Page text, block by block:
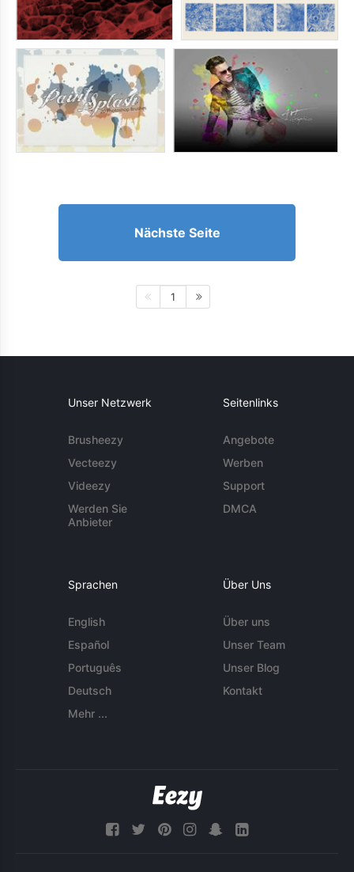
Nächste Seite
1
Unser Netzwerk
Brusheezy
Vecteezy
Videezy
Werden Sie
Anbieter
Seitenlinks
Angebote
Werben
Support
DMCA
Sprachen
English
Español
Português
Deutsch
Mehr ...
Über Uns
Über uns
Unser Team
Unser Blog
Kontakt